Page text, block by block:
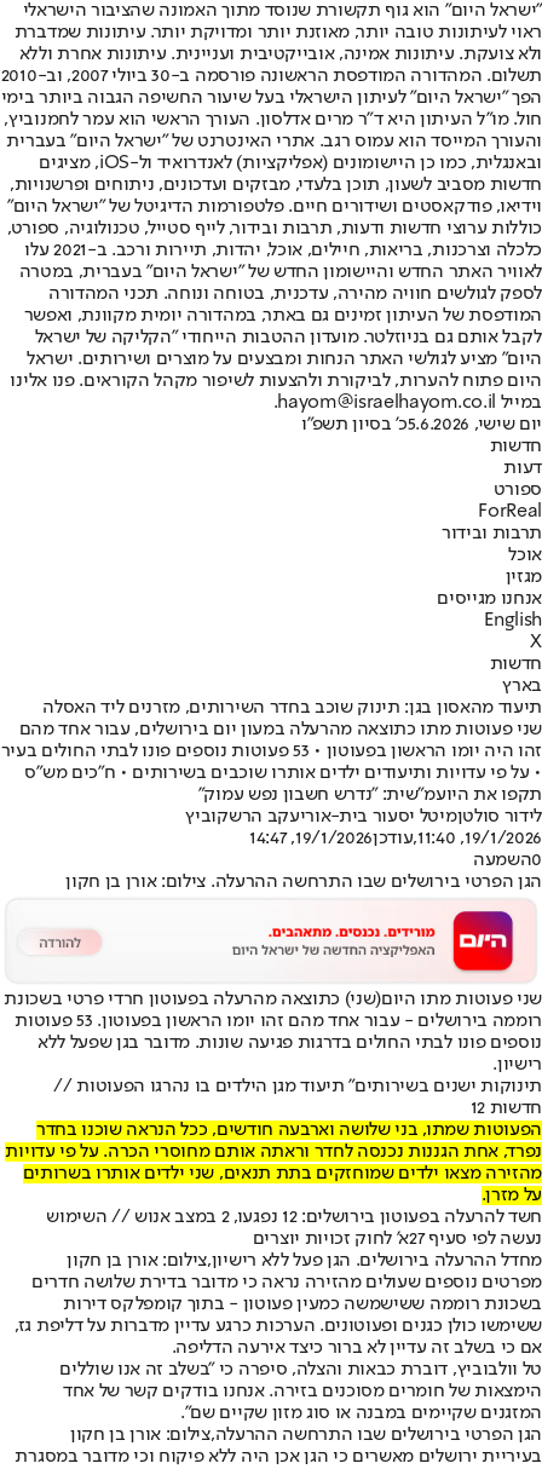
"ישראל היום" הוא גוף תקשורת שנוסד מתוך האמונה שהציבור הישראלי
ראוי לעיתונות טובה יותר, מאוזנת יותר ומדויקת יותר. עיתונות שמדברת
ולא צועקת. עיתונות אמינה, אובייקטיבית ועניינית. עיתונות אחרת וללא
תשלום. המהדורה המודפסת הראשונה פורסמה ב-30 ביולי 2007, וב-2010
הפך "ישראל היום" לעיתון הישראלי בעל שיעור החשיפה הגבוה ביותר בימי
חול. מו"ל העיתון היא ד"ר מרים אדלסון. העורך הראשי הוא עמר לחמנוביץ,
והעורך המייסד הוא עמוס רגב. אתרי האינטרנט של "ישראל היום" בעברית
ובאנגלית, כמו כן היישומונים (אפליקציות) לאנדרואיד ול-iOS, מציגים
חדשות מסביב לשעון, תוכן בלעדי, מבזקים ועדכונים, ניתוחים ופרשנויות,
וידיאו, פודקאסטים ושידורים חיים. פלטפורמות הדיגיטל של "ישראל היום"
כוללות ערוצי חדשות ודעות, תרבות ובידור, לייף סטייל, טכנולוגיה, ספורט,
כלכלה וצרכנות, בריאות, חיילים, אוכל, יהדות, תיירות ורכב. ב-2021 עלו
לאוויר האתר החדש והיישומון החדש של "ישראל היום" בעברית, במטרה
לספק לגולשים חוויה מהירה, עדכנית, בטוחה ונוחה. תכני המהדורה
המודפסת של העיתון זמינים גם באתר, במהדורה יומית מקוונת, ואפשר
לקבל אותם גם בניוזלטר. מועדון ההטבות הייחודי "הקליקה של ישראל
היום" מציע לגולשי האתר הנחות ומבצעים על מוצרים ושירותים. ישראל
היום פתוח להערות, לביקורת ולהצעות לשיפור מקהל הקוראים. פנו אלינו
במייל hayom@israelhayom.co.il.
יום שישי, 5.6.2026
כ' בסיון תשפ"ו
חדשות
דעות
ספורט
ForReal
תרבות ובידור
אוכל
מגזין
אנחנו מגייסים
English
X
חדשות
בארץ
תיעוד מהאסון בגן: תינוק שוכב בחדר השירותים, מזרנים ליד האסלה
שני פעוטות מתו כתוצאה מהרעלה במעון יום בירושלים, עבור אחד מהם
זהו היה יומו הראשון בפעוטון • 53 פעוטות נוספים פונו לבתי החולים בעיר
• על פי עדויות ותיעודים ילדים אותרו שוכבים בשירותים • ח"כים מש"ס
תקפו את היועמ"שית: "נדרש חשבון נפש עמוק"
לידור סולטןמיטל יסעור בית-אוריעקב הרשקוביץ
19/1/2026, 11:40
,עודכן19/1/2026, 14:47
0השמעה
הגן הפרטי בירושלים שבו התרחשה ההרעלה. צילום: אורן בן חקון
שני פעוטות מתו היום(שני) כתוצאה מהרעלה בפעוטון חרדי פרטי בשכונת
רוממה בירושלים - עבור אחד מהם זהו יומו הראשון בפעוטון. 53 פעוטות
נוספים פונו לבתי החולים בדרגות פגיעה שונות. מדובר בגן שפעל ללא
רישיון.
תינוקות ישנים בשירותים" תיעוד מגן הילדים בו נהרגו הפעוטות //
חדשות 12
הפעוטות שמתו, בני שלושה וארבעה חודשים, ככל הנראה שוכנו בחדר
נפרד, אחת הגננות נכנסה לחדר וראתה אותם מחוסרי הכרה. על פי עדויות
מהזירה מצאו ילדים שמוחזקים בתת תנאים, שני ילדים אותרו בשרותים
על מזרן.
חשד להרעלה בפעוטון בירושלים: 12 נפגעו, 2 במצב אנוש // השימוש
נעשה לפי סעיף 27א' לחוק זכויות יוצרים
מחדל ההרעלה בירושלים. הגן פעל ללא רישיון,צילום: אורן בן חקון
מפרטים נוספים שעולים מהזירה נראה כי מדובר בדירת שלושה חדרים
בשכונת רוממה ששישמשה כמעין פעוטון - בתוך קומפלקס דירות
ששימשו כולן כגנים ופעוטונים. הערכות כרגע עדיין מדברות על דליפת גז,
אם כי בשלב זה עדיין לא ברור כיצד אירעה הדליפה.
טל וולבוביץ, דוברת כבאות והצלה, סיפרה כי "בשלב זה אנו שוללים
הימצאות של חומרים מסוכנים בזירה. אנחנו בודקים קשר של אחד
המזגנים שקיימים במבנה או סוג מזון שקיים שם".
הגן הפרטי בירושלים שבו התרחשה ההרעלה,צילום: אורן בן חקון
בעיריית ירושלים מאשרים כי הגן אכן היה ללא פיקוח וכי מדובר במסגרת